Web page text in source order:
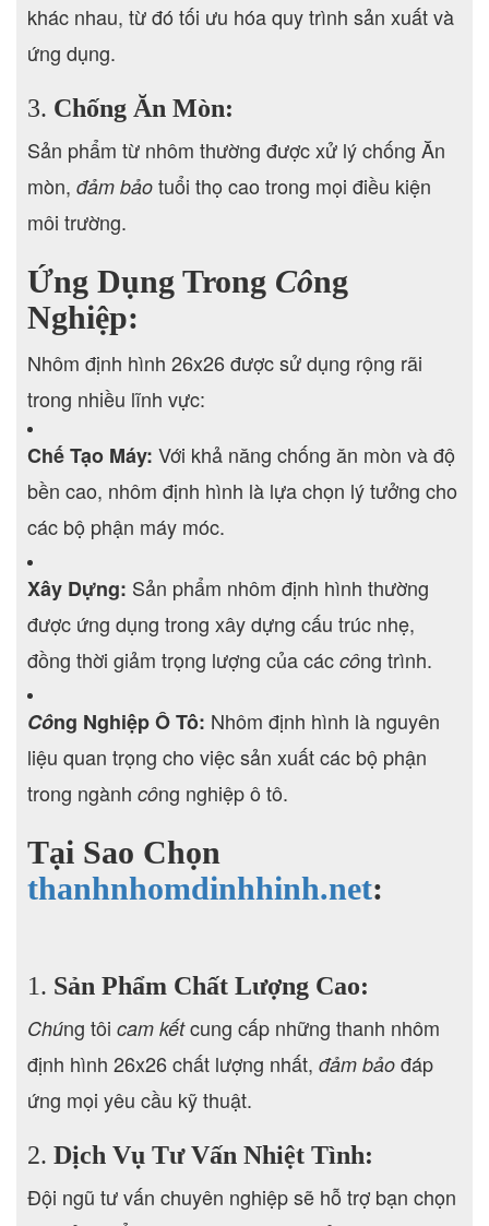
khác nhau, từ đó tối ưu hóa quy trình sản xuất và
ứng dụng.
3. Chống Ăn Mòn:
Sản phẩm từ nhôm thường được xử lý chống Ăn
mòn, đảm bảo tuổi thọ cao trong mọi điều kiện
môi trường.
Ứng Dụng Trong Công
Nghiệp:
Nhôm định hình 26x26 được sử dụng rộng rãi
trong nhiều lĩnh vực:
Chế Tạo Máy: Với khả năng chống ăn mòn và độ
bền cao, nhôm định hình là lựa chọn lý tưởng cho
các bộ phận máy móc.
Xây Dựng: Sản phẩm nhôm định hình thường
được ứng dụng trong xây dựng cấu trúc nhẹ,
đồng thời giảm trọng lượng của các công trình.
Công Nghiệp Ô Tô: Nhôm định hình là nguyên
liệu quan trọng cho việc sản xuất các bộ phận
trong ngành công nghiệp ô tô.
Tại Sao Chọn
thanhnhomdinhhinh.net:
1. Sản Phẩm Chất Lượng Cao:
Chúng tôi cam kếtcung cấp những thanh nhôm
định hình 26x26 chất lượng nhất, đảm bảo đáp
ứng mọi yêu cầu kỹ thuật.
2. Dịch Vụ Tư Vấn Nhiệt Tình:
Đội ngũ tư vấn chuyên nghiệp sẽ hỗ trợ bạn chọn